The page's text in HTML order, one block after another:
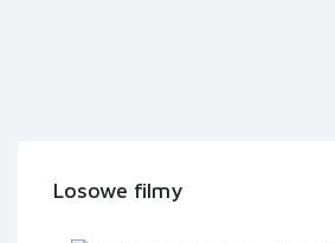
Losowe filmy